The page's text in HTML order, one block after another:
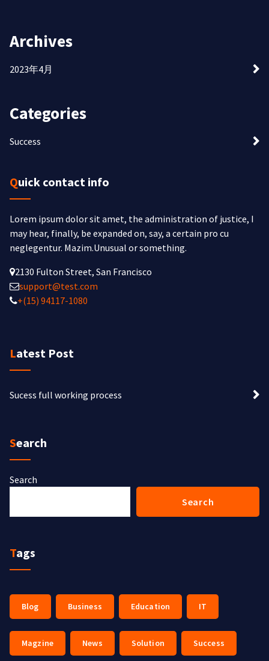
Archives
2023年4月
Categories
Success
Quick contact info
Lorem ipsum dolor sit amet, the administration of justice, I
may hear, finally, be expanded on, say, a certain pro cu
neglegentur. Mazim.Unusual or something.
2130 Fulton Street, San Francisco
support@test.com
+(15) 94117-1080
Latest Post
Sucess full working process
Search
Search
Search
Tags
Blog Business Education IT
Magzine News Solution Success